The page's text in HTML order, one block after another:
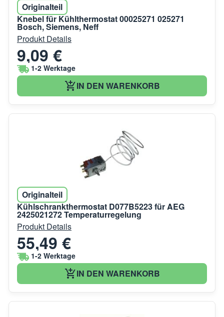
Originalteil
Knebel für Kühlthermostat 00025271 025271
Bosch, Siemens, Neff
Produkt Details
9,09 €
1-2 Werktage
IN DEN WARENKORB
Originalteil
Kühlschrankthermostat D077B5223 für AEG
2425021272 Temperaturregelung
Produkt Details
55,49 €
1-2 Werktage
IN DEN WARENKORB